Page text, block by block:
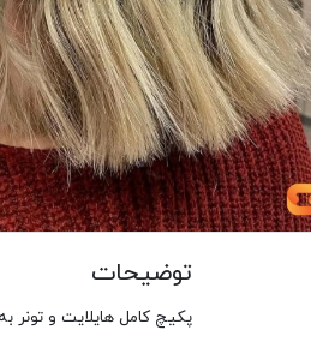
توضیحات
پکیچ کامل هایلایت و تونر